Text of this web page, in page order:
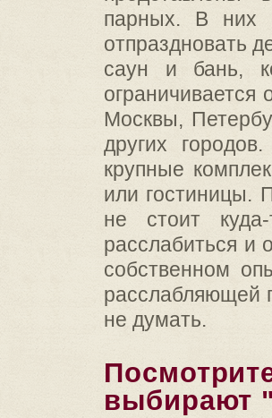
парных. В них
отпраздновать
саун и бань,
Москвы,
других
крупные
или гостиницы.
не стоит
расслабиться и
собственном
расслабляющей
не думать.
выбирают